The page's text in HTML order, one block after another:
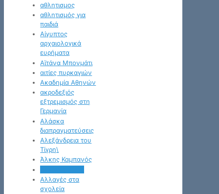
αθλητισμος
αθλητισμός για
παιδιά
Αίγυπτος
αρχαιολογικά
ευρήματα
Αϊτάνα Μπονμάτι
αιτίες πυρκαγιών
Ακαδημία Αθηνών
ακροδεξιός
εξτρεμισμός στη
Γερμανία
Αλάσκα
διαπραγματεύσεις
Αλεξάνδρεια του
Τίγρη\
Άλκης Καμπανός
Αλλαγές στα
σχολεία